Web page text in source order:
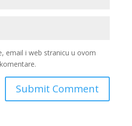
email i web stranicu u ovom